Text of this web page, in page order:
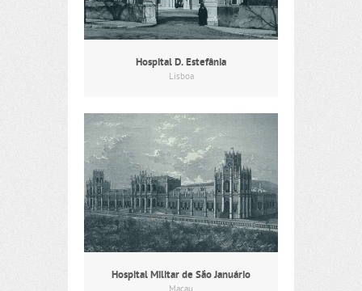
Hospital D. Estefânia
Lisboa
Hospital Militar de São Januário